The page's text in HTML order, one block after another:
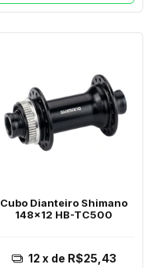
Cubo Dianteiro Shimano
148x12 HB-TC500
12 x de R$25,43